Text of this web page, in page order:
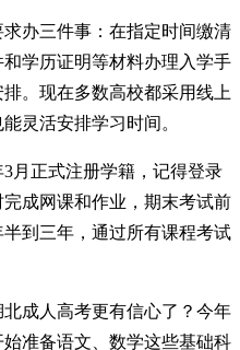
办三件事：在指定时间缴清
学历证明等材料办理入学手
。现在多数高校都采用线上
灵活安排学习时间。
月正式注册学籍，记得登录
成网课和作业，期末考试前
到三年，通过所有课程考试
成人高考更有信心了？今年
准备语文、数学这些基础科